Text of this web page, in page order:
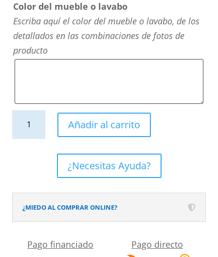
Color del mueble o lavabo
Escriba aquí el color del mueble o lavabo, de los
detallados en las combinaciones de fotos de
producto
patas
cajones
tapa
Añadir al carrito
¿Necesitas Ayuda?
¿MIEDO AL COMPRAR ONLINE?
Pago financiado Pago directo